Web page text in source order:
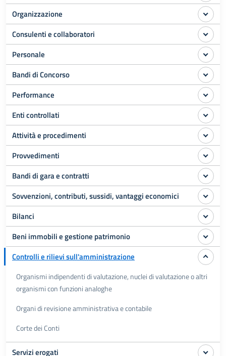
Organizzazione
Consulenti e collaboratori
Personale
Bandi di Concorso
Performance
Enti controllati
Attività e procedimenti
Provvedimenti
Bandi di gara e contratti
Sovvenzioni, contributi, sussidi, vantaggi economici
Bilanci
Beni immobili e gestione patrimonio
Controlli e rilievi sull'amministrazione
Organismi indipendenti di valutazione, nuclei di valutazione o altri
organismi con funzioni analoghe
Organi di revisione amministrativa e contabile
Corte dei Conti
Servizi erogati